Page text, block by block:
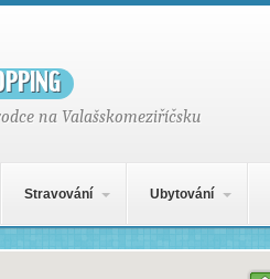
na Valašskomeziříčsku
Stravování Ubytování